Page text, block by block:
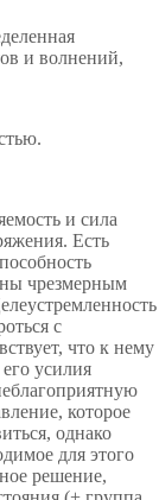
и волнений,
и сила
Есть
чрезмерным
с
что к нему
усилия
которое
однако
для этого
решение,